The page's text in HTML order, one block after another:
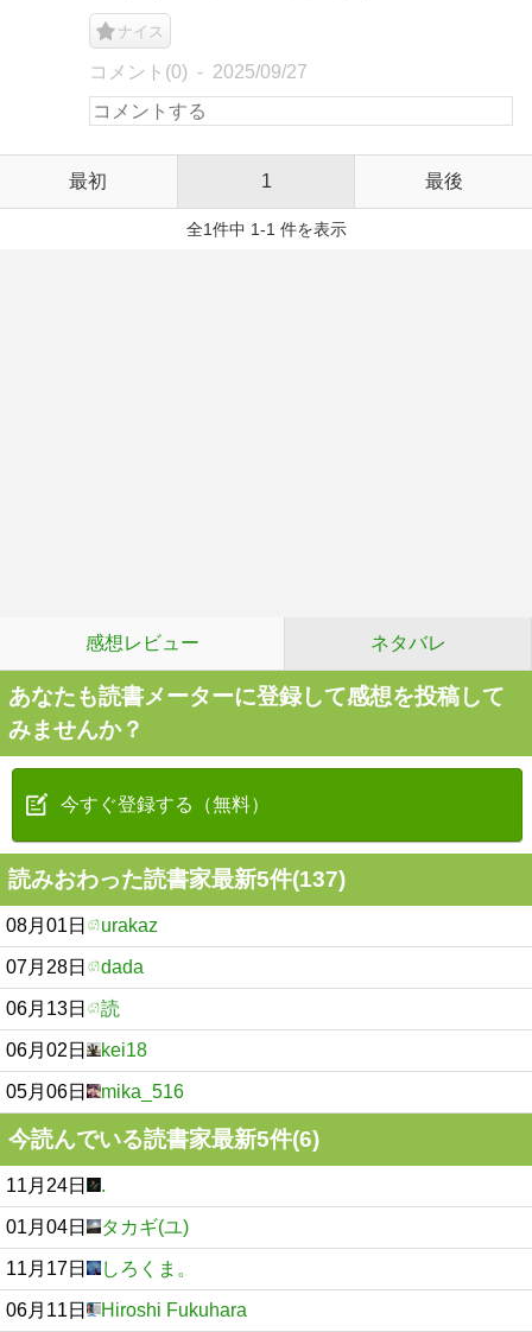
ナイス
コメント(0) 2025/09/27
最初 1 最後
全1件中 1-1 件を表示
感想レビュー ネタバレ
あなたも読書メーターに登録して感想を投稿して
みませんか？
今すぐ登録する（無料）
読みおわった読書家最新5件(137)
08月01日 urakaz
07月28日 dada
06月13日 読
06月02日 kei18
05月06日 mika_516
今読んでいる読書家最新5件(6)
11月24日 .
01月04日 タカギ(ユ)
11月17日 しろくま。
06月11日 Hiroshi Fukuhara